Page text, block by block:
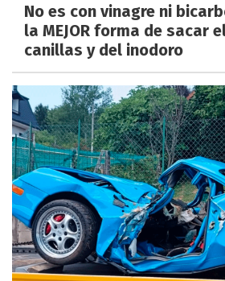
No es con vinagre ni
la MEJOR forma de sacar
canillas y del inodoro